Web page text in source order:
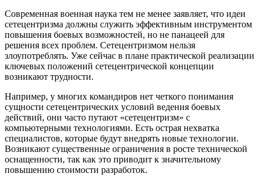
Современная военная наука тем не менее заявляет, что идеи
сетецентризма должны служить эффективным инструментом
повышения боевых возможностей, но не панацеей для
решения всех проблем. Сетецентризмом нельзя
злоупотреблять. Уже сейчас в плане практической реализации
ключевых положений сетецентрической концепции
возникают трудности.
Например, у многих командиров нет четкого понимания
сущности сетецентрических условий ведения боевых
действий, они часто путают «сетецентризм» с
компьютерными технологиями. Есть острая нехватка
специалистов, которые будут внедрять новые технологии.
Возникают существенные ограничения в росте технической
оснащенности, так как это приводит к значительному
повышению стоимости разработок.